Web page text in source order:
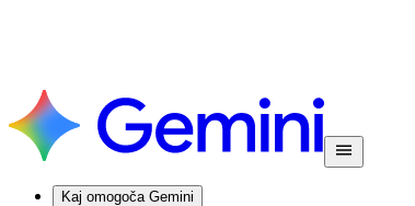
Kaj omogoča Gemini